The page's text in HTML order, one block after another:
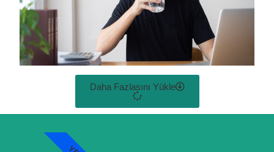
Daha Fazlasını Yükle